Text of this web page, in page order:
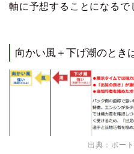
軸に予想することになるで
向かい風＋下げ潮のとき
出典： ボー